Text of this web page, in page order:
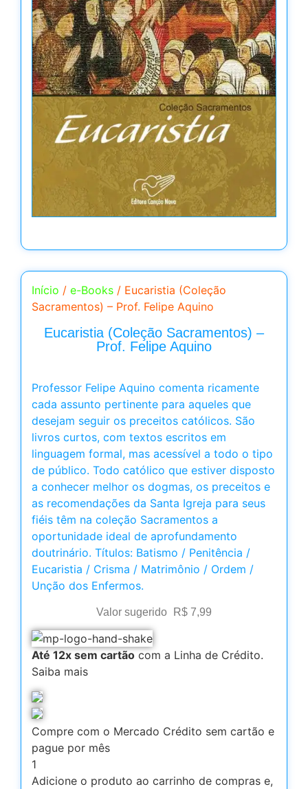
Início / e-Books / Eucaristia (Coleção
Sacramentos) – Prof. Felipe Aquino
Eucaristia (Coleção Sacramentos) –
Prof. Felipe Aquino
Professor Felipe Aquino comenta ricamente
cada assunto pertinente para aqueles que
desejam seguir os preceitos católicos. São
livros curtos, com textos escritos em
linguagem formal, mas acessível a todo o tipo
de público. Todo católico que estiver disposto
a conhecer melhor os dogmas, os preceitos e
as recomendações da Santa Igreja para seus
fiéis têm na coleção Sacramentos a
oportunidade ideal de aprofundamento
doutrinário. Títulos: Batismo / Penitência /
Eucaristia / Crisma / Matrimônio / Ordem /
Unção dos Enfermos.
Valor sugerido R$ 7,99
Até 12x sem cartão com a Linha de Crédito.
Saiba mais
Compre com o Mercado Crédito sem cartão e
pague por mês
1
Adicione o produto ao carrinho de compras e,